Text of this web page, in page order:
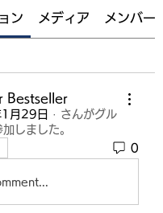
ン メディア メンバー
Bestseller
月29日 · さんがグル
しました。
0